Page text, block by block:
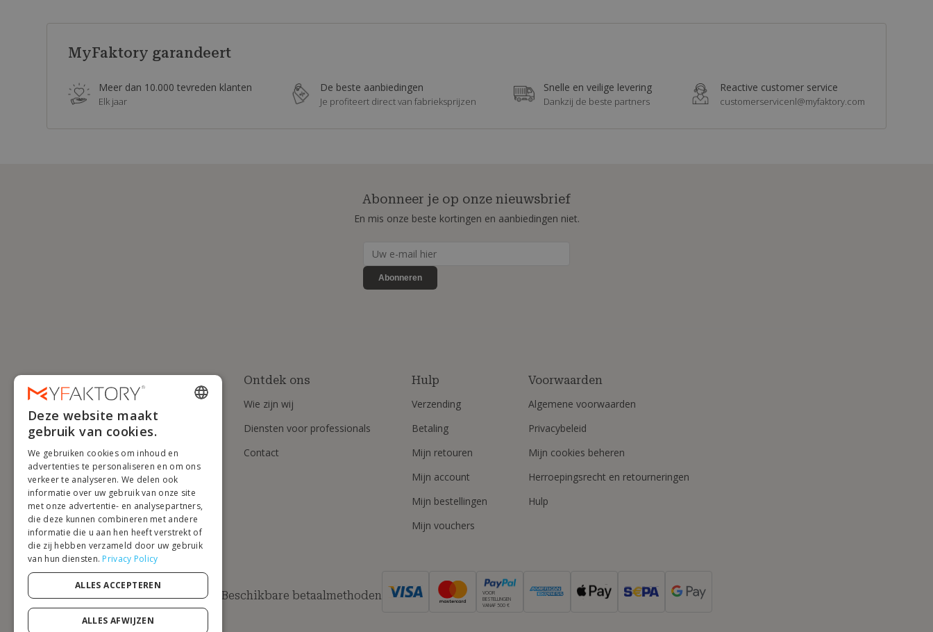
MyFaktory garandeert
Meer dan 10.000 tevreden klanten
Elk jaar
De beste aanbiedingen
Je profiteert direct van fabrieksprijzen
Snelle en veilige levering
Dankzij de beste partners
Reactive customer service
customerservicenl@myfaktory.com
Abonneer je op onze nieuwsbrief
En mis onze beste kortingen en aanbiedingen niet.
Abonneren
Ontdek ons
Wie zijn wij
Diensten voor professionals
Contact
Hulp
Verzending
Betaling
Mijn retouren
Mijn account
Mijn bestellingen
Mijn vouchers
Voorwaarden
Algemene voorwaarden
Privacybeleid
Mijn cookies beheren
Herroepingsrecht en retourneringen
Hulp
Beschikbare betaalmethoden
VOOR
BESTELLINGEN
VANAF 500 €
DUTCH
GERMAN
ITALIAN
PORTUGUESE
Deze website maakt
gebruik van cookies.
We gebruiken cookies om inhoud en
advertenties te personaliseren en om ons
verkeer te analyseren. We delen ook
informatie over uw gebruik van onze site
met onze advertentie- en analysepartners,
die deze kunnen combineren met andere
informatie die u aan hen heeft verstrekt of
die zij hebben verzameld door uw gebruik
van hun diensten. Privacy Policy
ALLES ACCEPTEREN
ALLES AFWIJZEN